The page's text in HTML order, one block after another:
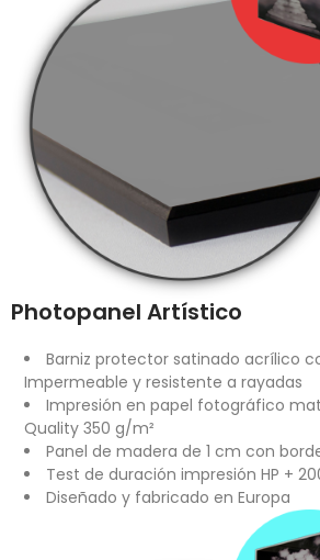
Photopanel Artístico
Barniz protector satinado acrílico
Impermeable y resistente a rayadas
Impresión en papel fotográfico
Quality 350 g/m²
Panel de madera de 1 cm con
Test de duración impresión HP +
Diseñado y fabricado en Europa